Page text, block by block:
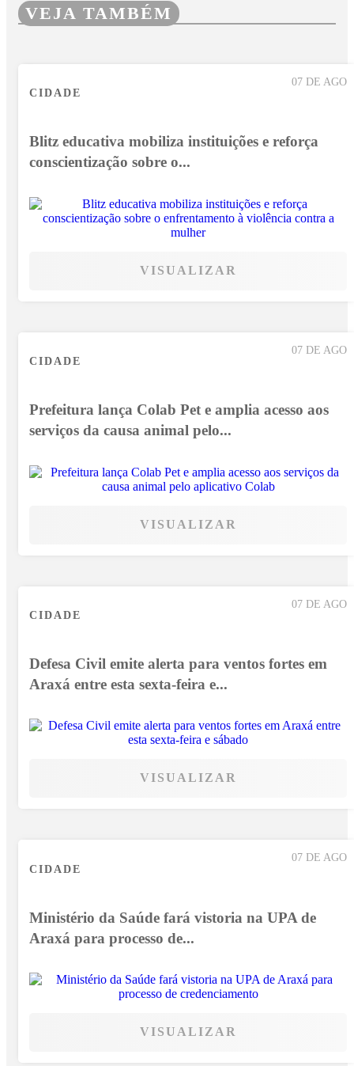
VEJA TAMBÉM
07 DE AGO
CIDADE
Blitz educativa mobiliza instituições e reforça
conscientização sobre o...
VISUALIZAR
07 DE AGO
CIDADE
Prefeitura lança Colab Pet e amplia acesso aos
serviços da causa animal pelo...
VISUALIZAR
07 DE AGO
CIDADE
Defesa Civil emite alerta para ventos fortes em
Araxá entre esta sexta-feira e...
VISUALIZAR
07 DE AGO
CIDADE
Ministério da Saúde fará vistoria na UPA de
Araxá para processo de...
VISUALIZAR